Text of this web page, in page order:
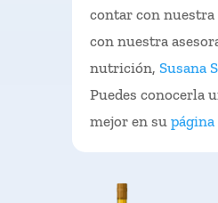
contar con nuestra
con nuestra
nutrición, Susana
Puedes conocerla
mejor en su página